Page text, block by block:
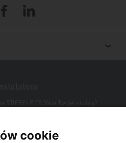
FacebookLinkedIn
cookie